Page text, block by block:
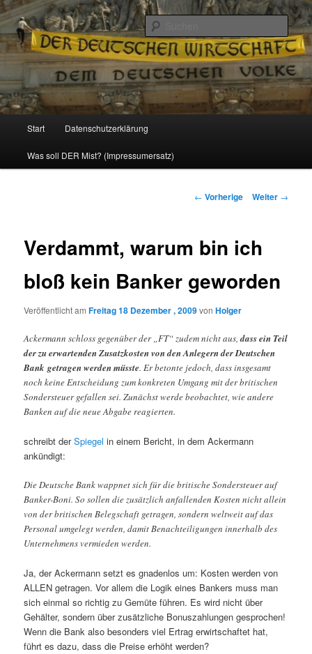
Reizzentrum
Politik, Wirtschaft, Soziales und Gesellschaft
Zum
Inhalt
Start Datenschutzerklärung
Was soll DER Mist? (Impressumersatz)
Beitrags-
← Vorherige Weiter →
Verdammt, warum bin ich
bloß kein Banker geworden
Veröffentlicht amFreitag 18 Dezember , 2009vonHolger
Ackermann schloss gegenüber der „FT“ zudem nicht aus,dass ein Teil
der zu erwartenden Zusatzkosten von den Anlegern der Deutschen
Bank getragen werden müsste. Er betonte jedoch, dass insgesamt
noch keine Entscheidung zum konkreten Umgang mit der britischen
Sondersteuer gefallen sei. Zunächst werde beobachtet, wie andere
Banken auf die neue Abgabe reagierten.
schreibt derSpiegel in einem Bericht, in dem Ackermann
ankündigt:
Die Deutsche Bank wappnet sich für die britische Sondersteuer auf
Banker-Boni. So sollen die zusätzlich anfallenden Kosten nicht allein
von der britischen Belegschaft getragen, sondern weltweit auf das
Personal umgelegt werden, damit Benachteiligungen innerhalb des
Unternehmens vermieden werden.
Ja, der Ackermann setzt es gnadenlos um: Kosten werden von
ALLEN getragen. Vor allem die Logik eines Bankers muss man
sich einmal so richtig zu Gemüte führen. Es wird nicht über
Gehälter, sondern über zusätzliche Bonuszahlungen gesprochen!
Wenn die Bank also besonders viel Ertrag erwirtschaftet hat,
führt es dazu, dass die Preise erhöht werden?